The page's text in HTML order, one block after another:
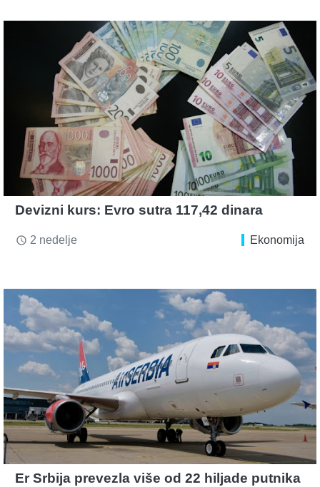
Devizni kurs: Evro sutra 117,42 dinara
access_time 2 nedelje Ekonomija
Er Srbija prevezla više od 22 hiljade putnika